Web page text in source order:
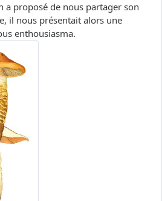
a proposé de nous partager son
il nous présentait alors une
enthousiasma.